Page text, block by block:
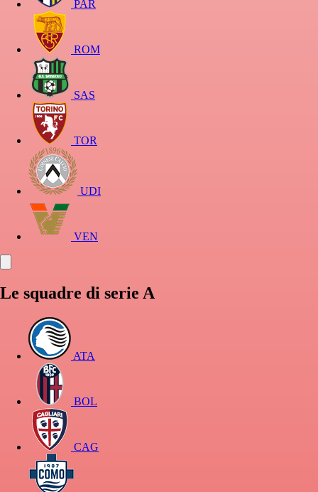
PAR
ROM
SAS
TOR
UDI
VEN
Le squadre di serie A
ATA
BOL
CAG